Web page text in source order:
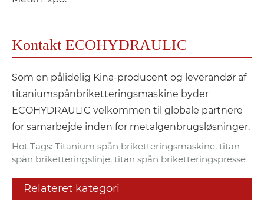
Kontakt ECOHYDRAULIC
Som en pålidelig Kina-producent og leverandør af
titaniumspånbriketteringsmaskine byder
ECOHYDRAULIC velkommen til globale partnere
for samarbejde inden for metalgenbrugsløsninger.
Hot Tags: Titanium spån briketteringsmaskine, titan
spån briketteringslinje, titan spån briketteringspresse
Relateret kategori